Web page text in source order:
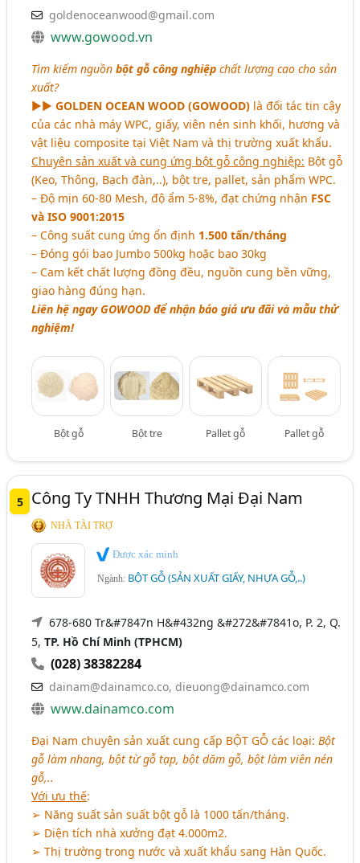
goldenoceanwood@gmail.com
www.gowood.vn
Tìm kiếm nguồnbột gỗ công nghiệp chất lượng cao cho sản
xuất?
►►GOLDEN OCEAN WOOD (GOWOOD) là đối tác tin cậy
của các nhà máy WPC, giấy, viên nén sinh khối, hương và
vật liệu composite tại Việt Nam và thị trường xuất khẩu.
Chuyên sản xuất và cung ứng bột gỗ công nghiệp: Bột gỗ
(Keo, Thông, Bạch đàn,..), bột tre, pallet, sản phẩm WPC.
– Độ mịn 60-80 Mesh, độ ẩm 5-8%, đạt chứng nhận FSC
và ISO 9001:2015
– Công suất cung ứng ổn định 1.500 tấn/tháng
– Đóng gói bao Jumbo 500kg hoặc bao 30kg
– Cam kết chất lượng đồng đều, nguồn cung bền vững,
giao hàng đúng hạn.
Liên hệ ngay GOWOOD để nhận báo giá ưu đãi và mẫu thử
nghiệm!
Bột gỗ Bột tre Pallet gỗ Pallet gỗ
5 Công Ty TNHH Thương Mại Đại Nam
NHÀ TÀI TRỢ
Được xác minh
Ngành: BỘT GỖ (SẢN XUẤT GIẤY, NHỰA GỖ,..)
678-680 Tr&#7847n H&#432ng &#272&#7841o, P. 2, Q.
5,TP. Hồ Chí Minh (TPHCM)
(028) 38382284
dainam@dainamco.co, dieuong@dainamco.com
www.dainamco.com
Đại Nam chuyên sản xuất cung cấp BỘT GỖcác loại:Bột
gỗ làm nhang, bột từ gỗ tạp, bột dăm gỗ, bột làm viên nén
gỗ,..
Với ưu thế:
➢ Năng suất sản suất bột gỗ là 1000 tấn/tháng.
➢ Diện tích nhà xưởng đạt 4.000m2.
➢ Thị trường trong nước và xuất khẩu sang Hàn Quốc.